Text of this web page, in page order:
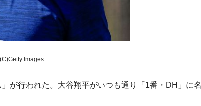
Images
が行われた。大谷翔平がいつも通り「1番・DH」に名